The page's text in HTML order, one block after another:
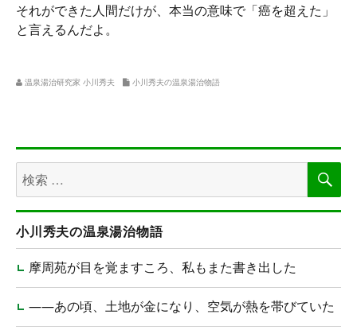
それができた人間だけが、本当の意味で「癌を超えた」
と言えるんだよ。
温泉湯治研究家 小川秀夫 小川秀夫の温泉湯治物語
検
索
対
象:
検
小川秀夫の温泉湯治物語
摩周苑が目を覚ますころ、私もまた書き出した
――あの頃、土地が金になり、空気が熱を帯びていた